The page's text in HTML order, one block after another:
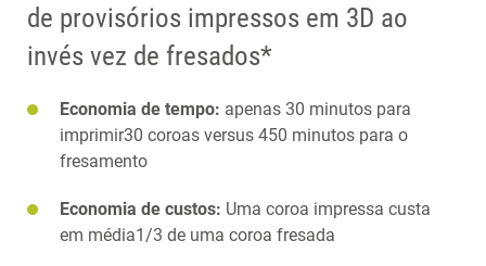
de provisórios impressos em 3D ao
invés vez de fresados*
Economia de tempo: apenas 30 minutos para
imprimir30 coroas versus 450 minutos para o
fresamento
Economia de custos: Uma coroa impressa custa
em média1/3 de uma coroa fresada